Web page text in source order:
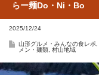
らー麺Do・Ni・Bo
2025/12/24
山形グルメ・みんなの食レポ
メン・麺類 村山地域